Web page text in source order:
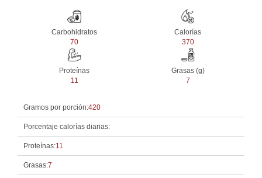
Carbohidratos
70
Calorías
370
Proteínas
11
Grasas (g)
7
Gramos por porción:420
Porcentaje calorías diarias:
Proteínas:11
Grasas:7